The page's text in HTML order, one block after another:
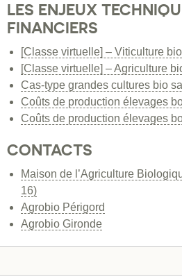
LES ENJEUX
FINANCIERS
[Classe virtuelle] – Viticulture bio
[Classe virtuelle] – Agriculture
Cas-type grandes cultures bio
Coûts de production élevages
Coûts de production élevages
CONTACTS
Maison de l’Agriculture
16)
Agrobio Périgord
Agrobio Gironde